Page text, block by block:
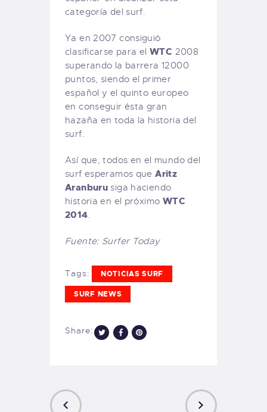
categoría del surf.
Ya en 2007 consiguió
clasificarse para el WTC 2008
superando la barrera 12000
puntos, siendo el primer
español y el quinto europeo
en conseguir ésta gran
hazaña en toda la historia del
surf.
Así que, todos en el mundo del
surf esperamos queAritz
Aranburu siga haciendo
historia en el próximo WTC
2014.
Fuente: Surfer Today
Tags: NOTICIAS SURF
SURF NEWS
Share: